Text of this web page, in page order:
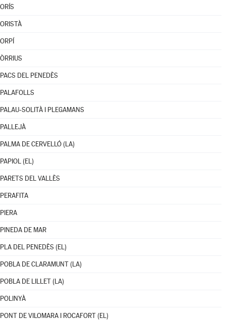
ORÍS
ORISTÀ
ORPÍ
ÒRRIUS
PACS DEL PENEDÈS
PALAFOLLS
PALAU-SOLITÀ I PLEGAMANS
PALLEJÀ
PALMA DE CERVELLÓ (LA)
PAPIOL (EL)
PARETS DEL VALLÈS
PERAFITA
PIERA
PINEDA DE MAR
PLA DEL PENEDÈS (EL)
POBLA DE CLARAMUNT (LA)
POBLA DE LILLET (LA)
POLINYÀ
PONT DE VILOMARA I ROCAFORT (EL)